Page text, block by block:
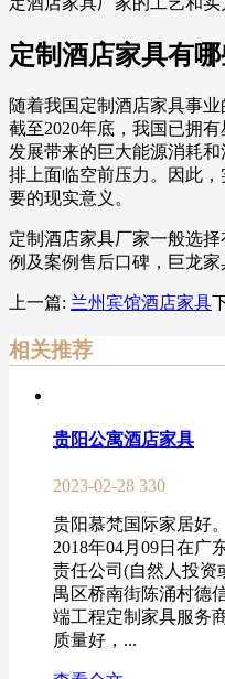
定制酒店家具有
随着我国定制酒店家具事
截至2020年底，我国已拥
发展带来的巨大能源消耗
排上面临空前压力。因此
要的现实意义。
定制酒店家具厂家一般选
例及案例售后口碑，巨龙家
上一篇: 兰州宾馆酒店家具
相关推荐
贵阳公寓酒店家具
2023-02-28 330
贵阳慕梵国际家居好
2018年04月09日在广
责任公司(自然人投资
禺区桥南街陈涌村德
端工程定制家具服务
质量好，...